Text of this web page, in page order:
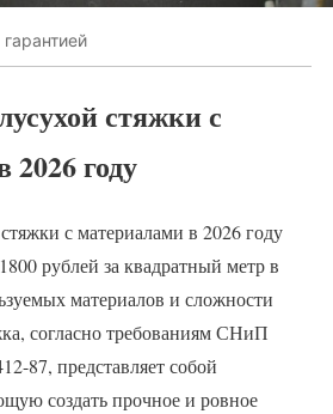
стяжки с
2026 году
с материалами в 2026 году
рублей за квадратный метр в
материалов и сложности
согласно требованиям СНиП
87, представляет собой
создать прочное и ровное